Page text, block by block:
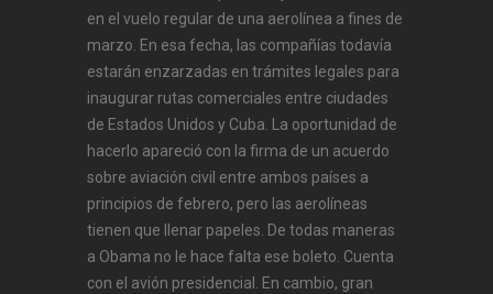
en el vuelo regular de una aerolínea a fines de
marzo. En esa fecha, las compañías todavía
estarán enzarzadas en trámites legales para
inaugurar rutas comerciales entre ciudades
de Estados Unidos y Cuba. La oportunidad de
hacerlo apareció con la firma de un acuerdo
sobre aviación civil entre ambos países a
principios de febrero, pero las aerolíneas
tienen que llenar papeles. De todas maneras
a Obama no le hace falta ese boleto. Cuenta
con el avión presidencial. En cambio, gran